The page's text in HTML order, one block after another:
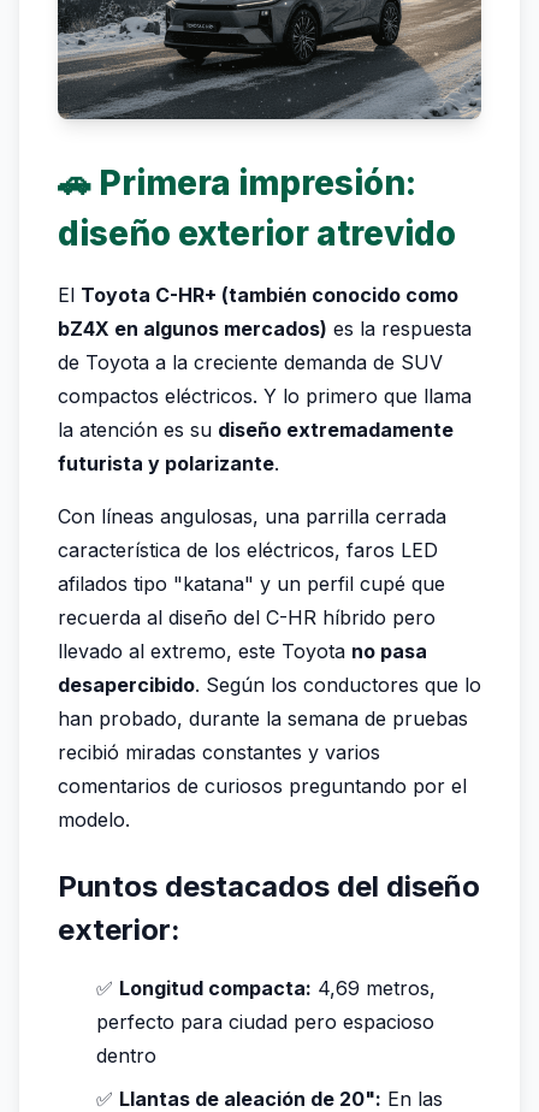
🚗 Primera impresión:
diseño exterior atrevido
El Toyota C-HR+ (también conocido como
bZ4X en algunos mercados) es la respuesta
de Toyota a la creciente demanda de SUV
compactos eléctricos. Y lo primero que llama
la atención es su diseño extremadamente
futurista y polarizante.
Con líneas angulosas, una parrilla cerrada
característica de los eléctricos, faros LED
afilados tipo "katana" y un perfil cupé que
recuerda al diseño del C-HR híbrido pero
llevado al extremo, este Toyota no pasa
desapercibido. Según los conductores que lo
han probado, durante la semana de pruebas
recibió miradas constantes y varios
comentarios de curiosos preguntando por el
modelo.
Puntos destacados del diseño
exterior:
✅ Longitud compacta: 4,69 metros,
perfecto para ciudad pero espacioso
dentro
✅ Llantas de aleación de 20": En las